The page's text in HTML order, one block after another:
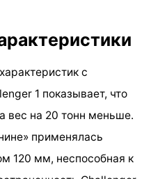
с
1 показывает, что
вес на 20 тонн меньше.
применялась
120 мм, неспособная к